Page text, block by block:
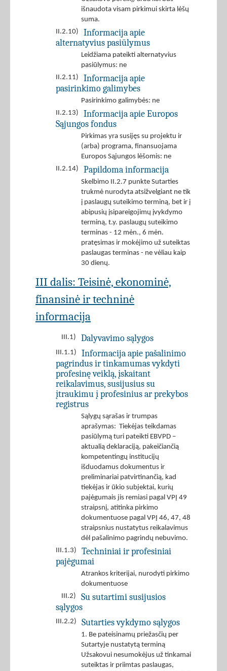
išnaudota visam pirkimui skirta lėšų
suma.
II.2.10)
Informacija apie
alternatyvius pasiūlymus
Leidžiama pateikti alternatyvius
pasiūlymus: ne
II.2.11)
Informacija apie
pasirinkimo galimybes
Pasirinkimo galimybės: ne
II.2.13)
Informacija apie Europos
Sąjungos fondus
Pirkimas yra susijęs su projektu ir
(arba) programa, finansuojama
Europos Sąjungos lėšomis: ne
II.2.14)
Papildoma informacija
Skelbimo II.2.7 punkte Sutarties
trukmė nurodyta atsižvelgiant ne tik
į paslaugų suteikimo terminą, bet ir į
abipusių įsipareigojimų įvykdymo
terminą, t.y. paslaugų suteikimo
terminas - 12 mėn., 6 mėn.
pratęsimas ir mokėjimo už suteiktas
paslaugas terminas - ne vėliau kaip
30 dienų.
III dalis: Teisinė, ekonominė,
finansinė ir techninė
informacija
III.1) Dalyvavimo sąlygos
III.1.1)
Informacija apie pašalinimo
pagrindus ir tinkamumas vykdyti
profesinę veiklą, įskaitant
reikalavimus, susijusius su
įtraukimu į profesinius ar prekybos
registrus
Sąlygų sąrašas ir trumpas
aprašymas: Tiekėjas teikdamas
pasiūlymą turi pateikti EBVPD –
aktualią deklaraciją, pakeičiančią
kompetentingų institucijų
išduodamus dokumentus ir
preliminariai patvirtinančią, kad
tiekėjas ir ūkio subjektai, kurių
pajėgumais jis remiasi pagal VPĮ 49
straipsnį, atitinka pirkimo
dokumentuose pagal VPĮ 46, 47, 48
straipsnius nustatytus reikalavimus
dėl pašalinimo pagrindų nebuvimo.
III.1.3)
Techniniai ir profesiniai
pajėgumai
Atrankos kriterijai, nurodyti pirkimo
dokumentuose
III.2)
Su sutartimi susijusios
sąlygos
III.2.2) Sutarties vykdymo sąlygos
1. Be pateisinamų priežasčių per
Sutartyje nustatytą terminą
Užsakovui nesumokėjus už tinkamai
suteiktas ir priimtas paslaugas,